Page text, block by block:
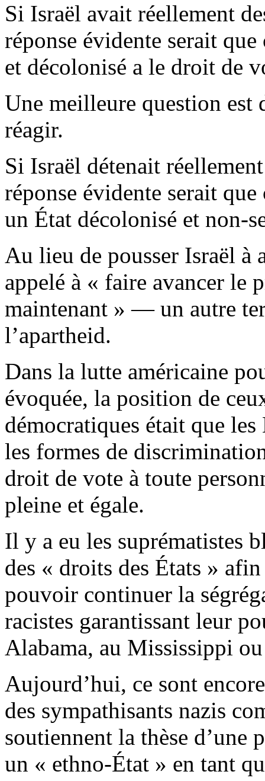
Si Israël avait réellement
réponse évidente serait
et décolonisé a le droit de
Une meilleure question est
réagir.
Si Israël détenait
réponse évidente serait
un État décolonisé et non-
Au lieu de pousser Israël à
appelé à « faire avancer le
maintenant » — un autre
l’apartheid.
Dans la lutte américaine
évoquée, la position de
démocratiques était que
les formes de
droit de vote à toute
pleine et égale.
Il y a eu les suprématistes
des « droits des États »
pouvoir continuer la
racistes garantissant leur
Alabama, au Mississippi
Aujourd’hui, ce sont
des sympathisants nazis
soutiennent la thèse d’une
un « ethno-État » en tant